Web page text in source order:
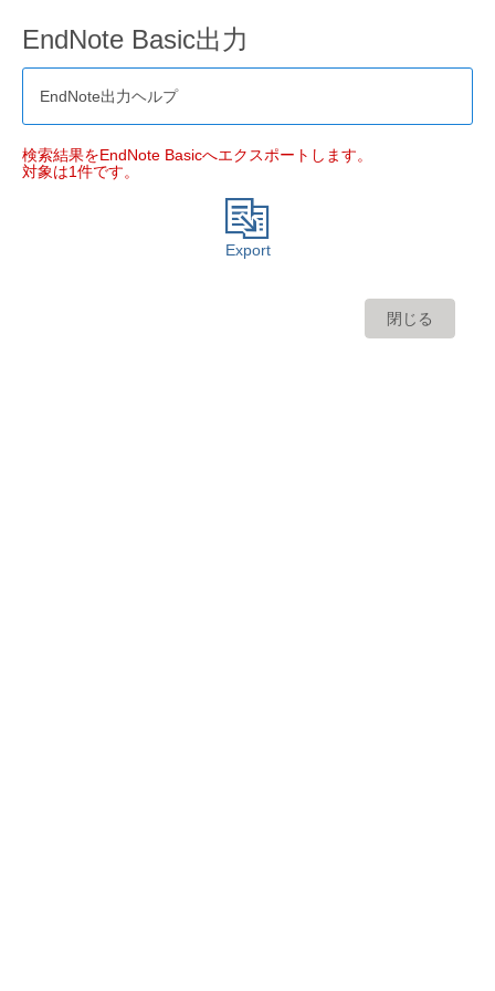
EndNote Basic出力
EndNote出力ヘルプ
検索結果をEndNote Basicへエクスポートします。
対象は1件です。
Export